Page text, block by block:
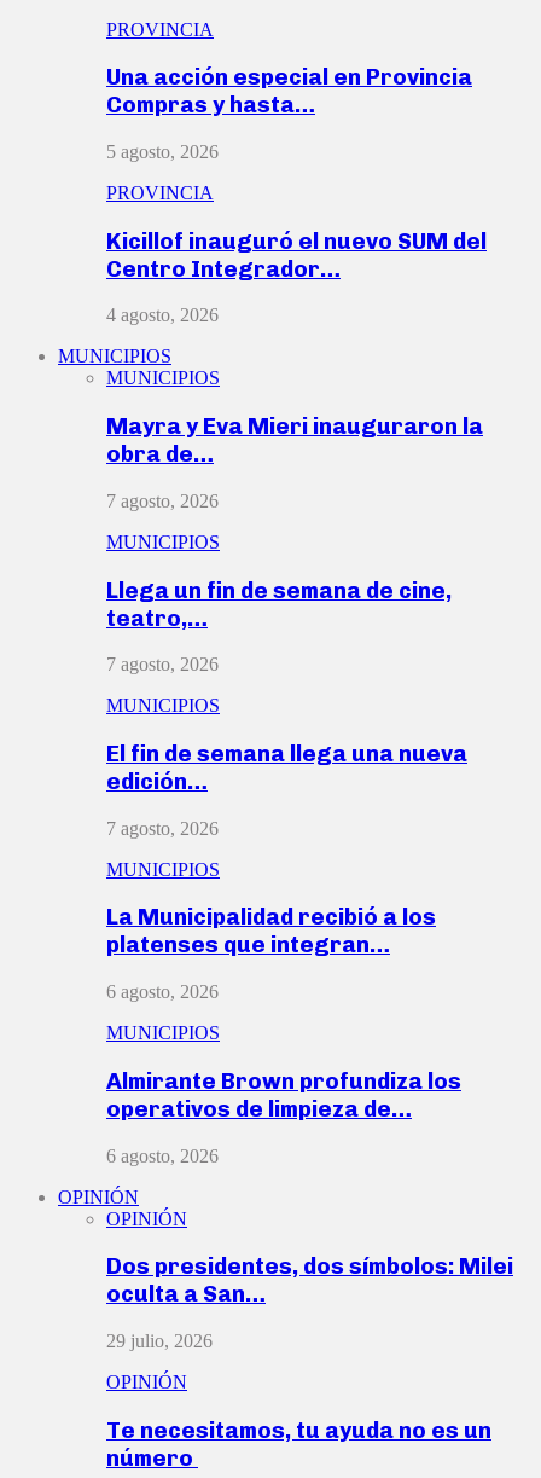
PROVINCIA
Una acción especial en Provincia
Compras y hasta…
5 agosto, 2026
PROVINCIA
Kicillof inauguró el nuevo SUM del
Centro Integrador…
4 agosto, 2026
MUNICIPIOS
MUNICIPIOS
Mayra y Eva Mieri inauguraron la
obra de…
7 agosto, 2026
MUNICIPIOS
Llega un fin de semana de cine,
teatro,…
7 agosto, 2026
MUNICIPIOS
El fin de semana llega una nueva
edición…
7 agosto, 2026
MUNICIPIOS
La Municipalidad recibió a los
platenses que integran…
6 agosto, 2026
MUNICIPIOS
Almirante Brown profundiza los
operativos de limpieza de…
6 agosto, 2026
OPINIÓN
OPINIÓN
Dos presidentes, dos símbolos: Milei
oculta a San…
29 julio, 2026
OPINIÓN
Te necesitamos, tu ayuda no es un
número